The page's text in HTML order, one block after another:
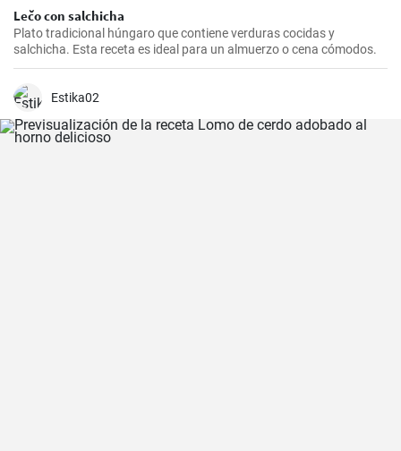
Lečo con salchicha
Plato tradicional húngaro que contiene verduras cocidas y
salchicha. Esta receta es ideal para un almuerzo o cena cómodos.
Estika02